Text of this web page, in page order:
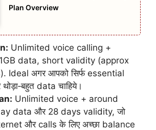
Plan Overview
Unlimited voice calling +
data, short validity (approx
Ideal अगर आपको सिर्फ essential
data चाहिये।
Unlimited voice + around
data और 28 days validity, जो
और calls के लिए अच्छा balance